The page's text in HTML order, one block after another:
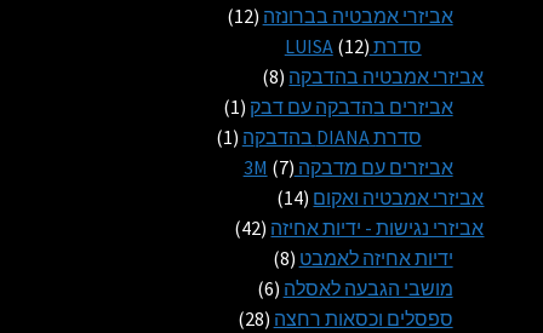
אביזרי אמבטיה בברונזה 12
12
סדרת LUISA 12
12
מוצרים
אביזרי אמבטיה בהדבקה 8
8
מוצריםאביזרים בהדבקה עם דבק 1מוצר
1
סדרת DIANA בהדבקה 1מוצר
אביזרים עם מדבקה 3M 7
7
מוצרים
אביזרי אמבטיה ואקום 14
14
מוצריםאביזרי נגישות - ידיות אחיזה 42
42
ידיות אחיזה לאמבט 8
8
מוצרים מושבי הגבעה לאסלה 6
6
מוצרים ספסלים וכסאות רחצה 28
28